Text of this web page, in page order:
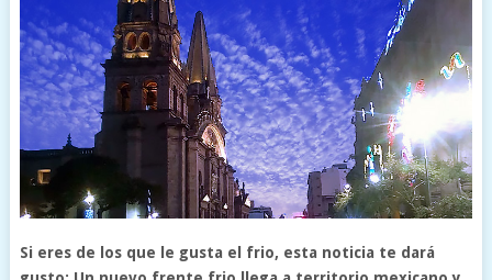
Si eres de los que le gusta el frio, esta noticia te dará